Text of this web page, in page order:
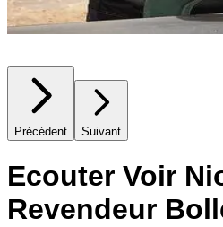
Précédent Suivant
Ecouter Voir
Revendeur